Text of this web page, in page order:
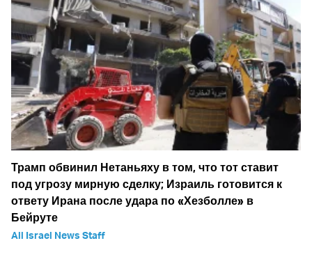
Трамп обвинил Нетаньяху в том, что тот ставит
под угрозу мирную сделку; Израиль готовится к
ответу Ирана после удара по «Хезболле» в
Бейруте
All Israel News Staff